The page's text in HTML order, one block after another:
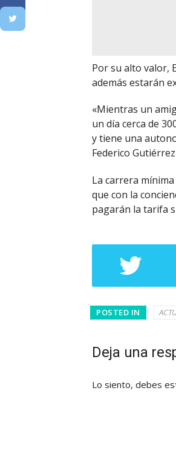
Por su alto valor,
además estarán
«Mientras un
un día cerca de
y tiene una
Federico
La carrera
que con la
pagarán la tarifa
POSTED IN
Deja una
Lo siento, debes